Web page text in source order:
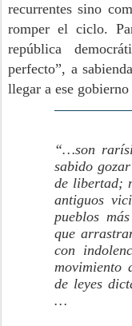
recurrentes sino
romper el ciclo.
república
perfecto”, a
llegar a ese
“…son
sabido
de libertad;
antiguos
pueblos
que
con
de leyes
…